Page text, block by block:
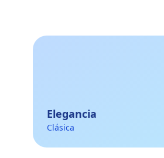
Elegancia
Clásica